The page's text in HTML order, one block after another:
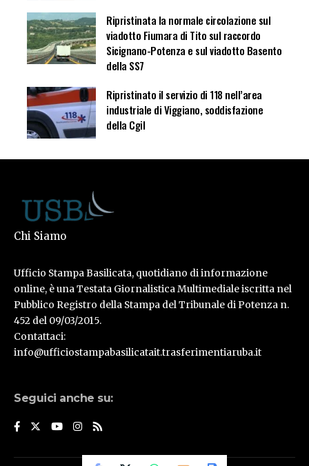
Ripristinata la normale circolazione sul
viadotto Fiumara di Tito sul raccordo
Sicignano-Potenza e sul viadotto Basento
della SS7
Ripristinato il servizio di 118 nell’area
industriale di Viggiano, soddisfazione
della Cgil
Chi Siamo
Ufficio Stampa Basilicata, quotidiano di informazione
online, è una Testata Giornalistica Multimediale iscritta nel
Pubblico Registro della Stampa del Tribunale di Potenza n.
452 del 09/03/2015.
Contattaci:
info@ufficiostampabasilicatait.trasferimentiaruba.it
Seguici anche su: